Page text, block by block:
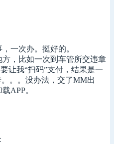
一次办。挺好的。
，比如一次到车管所交违章
让我“扫码”支付，结果是一
。。没办法，交了MM出
APP。